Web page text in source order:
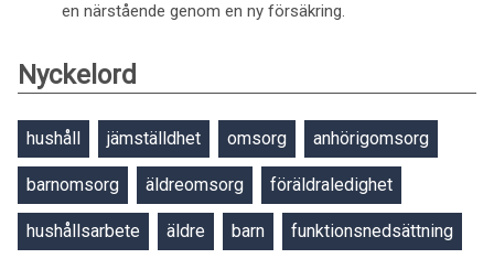
en närstående genom en ny försäkring.
Nyckelord
hushåll jämställdhet omsorg anhörigomsorg
barnomsorg äldreomsorg föräldraledighet
hushållsarbete äldre barn funktionsnedsättning